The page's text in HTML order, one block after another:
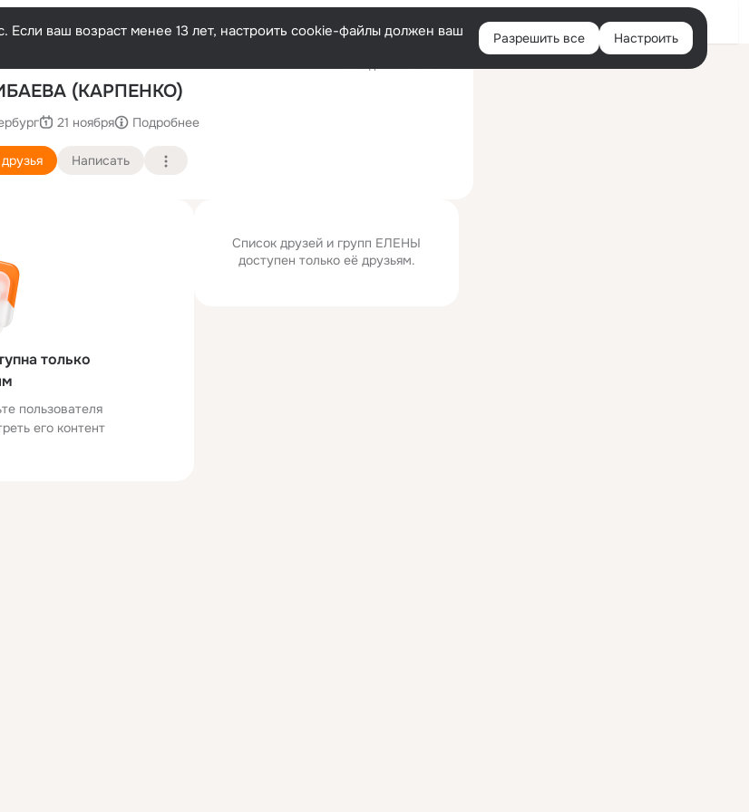
Войти
ваш возраст менее 13 лет, настроить cookie-файлы должен ваш
Разрешить все Настроить
(КАРПЕНКО)
21 ноября Подробнее
Написать
только
пользователя
его контент
Список друзей и групп ЕЛЕНЫ
доступен только её друзьям.